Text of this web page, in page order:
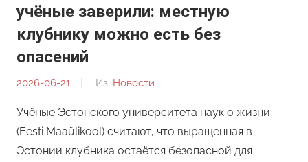
учёные заверили: местную
клубнику можно есть без
опасений
2026-06-21
От:
Из: Новости
Учёные Эстонского университета наук о жизни
(Eesti Maaülikool) считают, что выращенная в
Эстонии клубника остаётся безопасной для